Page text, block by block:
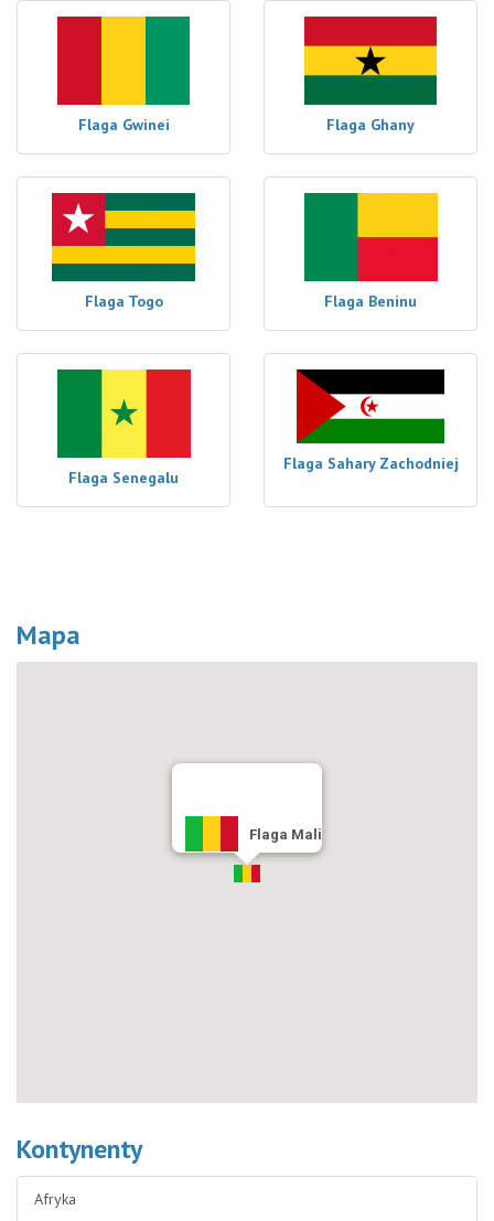
Flaga Gwinei Flaga Ghany
Flaga Togo Flaga Beninu
Flaga Senegalu
Flaga Sahary Zachodniej
Mapa
Flaga Mali
Kontynenty
Afryka